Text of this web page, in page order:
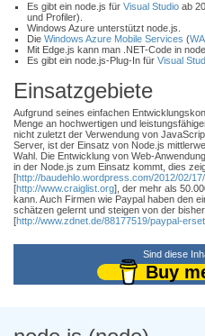
Es gibt ein node.js für Visual Studio ab
und Profiler).
Windows Azure unterstützt node.js.
Die Windows Azure Mobile Services (
Mit Edge.js kann man .NET-Code in
Es gibt ein node.js-Plug-In für Visual
Einsatzgebiete
Aufgrund seines einfachen
Menge an hochwertigen und
nicht zuletzt der Verwendung von
Server, ist der Einsatz von Node.js
Wahl. Die Entwicklung von Web-
in der Node.js zum Einsatz kommt, dies
[http://baudehlo.wordpress.com/2012/02/
[http://www.craiglist.org], der mehr als
kann. Auch Firmen wie Paypal haben den
schätzen gelernt und steigen von der
[http://www.zdnet.de/88177519/paypal-
Sind diese
Buy